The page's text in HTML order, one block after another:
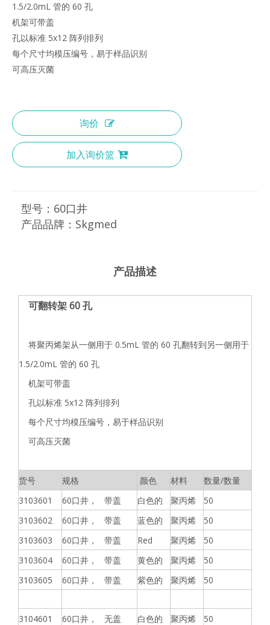
1.5/2.0mL 管的 60 孔
机架可带盖
孔以标准 5x12 阵列排列
每个尺寸均模压编号，易于样品识别
可高压灭菌
询价
加入询价篮
型号： 60口井
产品品牌： Skgmed
产品描述
可翻转架 60 孔
将聚丙烯架从一侧用于 0.5mL 管的 60 孔翻转到另一侧用于
1.5/2.0mL 管的 60 孔
机架可带盖
孔以标准 5x12 阵列排列
每个尺寸均模压编号，易于样品识别
可高压灭菌
货号 规格 颜色 材料
数量/数量
3103601
60口井， 带盖 白色的 聚丙烯
50
3103602
60口井， 带盖 蓝色的 聚丙烯
50
3103603
60口井， 带盖 Red 聚丙烯
50
3103604
60口井， 带盖 黄色的 聚丙烯
50
3103605
60口井， 带盖 紫色的 聚丙烯 50
3104601 60口井， 无盖 白色的 聚丙烯
50